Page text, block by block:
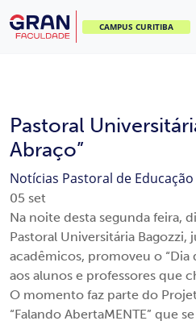
CAMPUS CURITIBA
Pastoral
Abraço”
Notícias Pastoral de
05 set
Na noite desta segunda feira,
Pastoral Universitária
acadêmicos, promoveu o “Dia
aos alunos e professores que
O momento faz parte do
“Falando AbertaMENTE” que